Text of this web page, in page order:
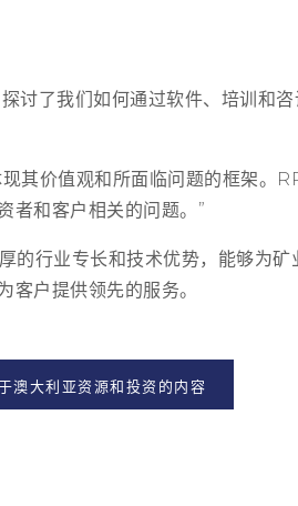
了我们如何通过软件、培训和咨
其价值观和所面临问题的框架。
者和客户相关的问题。”
行业专长和技术优势，能够为矿
客户提供领先的服务。
澳大利亚资源和投资的内容